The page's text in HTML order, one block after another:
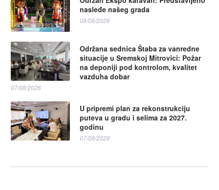
nasleđe našeg grada
08/08/2026
Održana sednica Štaba za vanredne
situacije u Sremskoj Mitrovici: Požar
na deponiji pod kontrolom, kvalitet
vazduha dobar
07/08/2026
U pripremi plan za rekonstrukciju
puteva u gradu i selima za 2027.
godinu
07/08/2026